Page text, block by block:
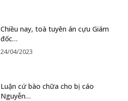
Chiều nay, toà tuyên án cựu Giám
đốc…
24/04/2023
Luận cứ bào chữa cho bị cáo
Nguyễn…